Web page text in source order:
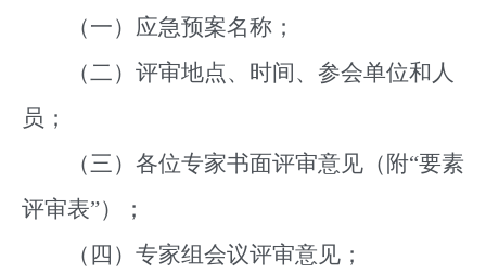
（一）应急预案名称；
（二）评审地点、时间、参会单位和人
员；
（三）各位专家书面评审意见（附“要素
评审表”）；
（四）专家组会议评审意见；